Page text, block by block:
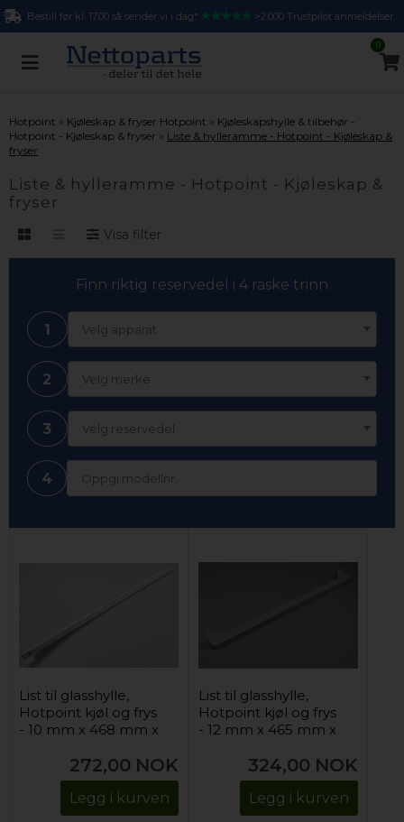
Bestill før kl. 17.00 så sender vi i dag* >2.000 Trustpilot anmeldelser
0
Hotpoint » Kjøleskap & fryser Hotpoint » Kjøleskapshylle & tilbehør -
Hotpoint - Kjøleskap & fryser » Liste & hylleramme - Hotpoint - Kjøleskap &
fryser
Liste & hylleramme - Hotpoint - Kjøleskap &
fryser
Visa filter
Finn riktig reservedel i 4 raske trinn
1 Velg apparat
2 Velg merke
3 Velg reservedel
4
List til glasshylle,
Hotpoint kjøl og frys
- 10 mm x 468 mm x
272,00 NOK
Legg i kurven
List til glasshylle,
Hotpoint kjøl og frys
- 12 mm x 465 mm x
324,00 NOK
Legg i kurven